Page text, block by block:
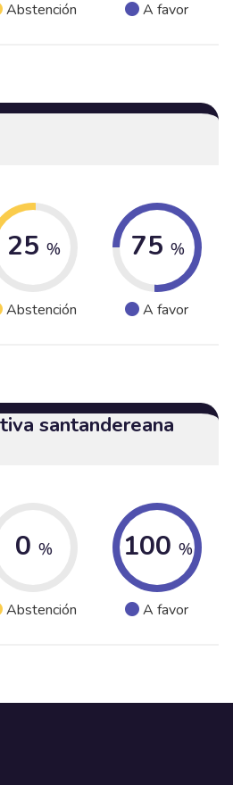
Abstención A favor
25 %
Abstención
75 %
A favor
santandereana
0 %
Abstención
100 %
A favor